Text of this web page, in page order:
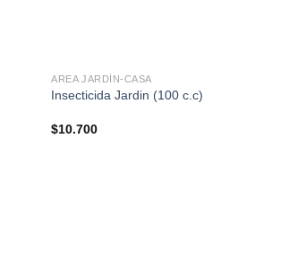
AREA JARDÍN-CASA
Insecticida Jardin (100 c.c)
$10.700